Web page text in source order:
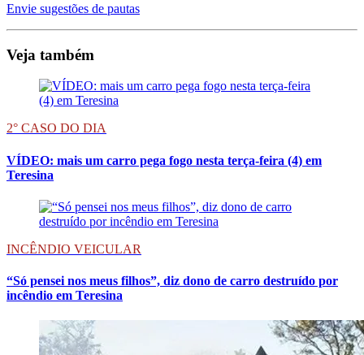
Envie sugestões de pautas
Veja também
2° CASO DO DIA
VÍDEO: mais um carro pega fogo nesta terça-feira (4) em
Teresina
INCÊNDIO VEICULAR
“Só pensei nos meus filhos”, diz dono de carro destruído por
incêndio em Teresina